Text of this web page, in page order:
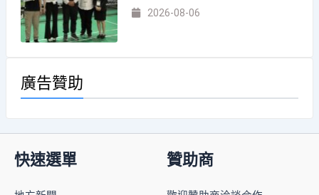
2026-08-06
廣告贊助
快速選單 贊助商